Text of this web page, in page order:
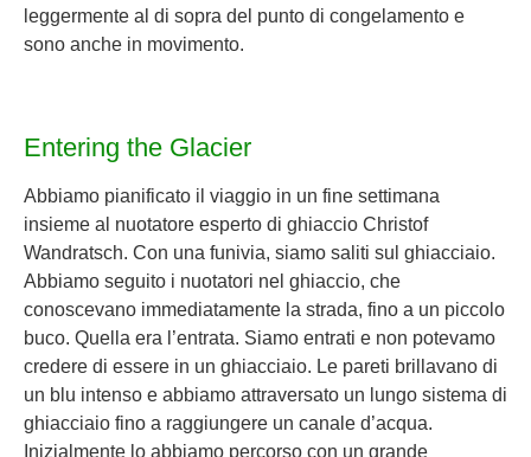
leggermente al di sopra del punto di congelamento e
sono anche in movimento.
Entering the Glacier
Abbiamo pianificato il viaggio in un fine settimana
insieme al nuotatore esperto di ghiaccio Christof
Wandratsch. Con una funivia, siamo saliti sul ghiacciaio.
Abbiamo seguito i nuotatori nel ghiaccio, che
conoscevano immediatamente la strada, fino a un piccolo
buco. Quella era l’entrata. Siamo entrati e non potevamo
credere di essere in un ghiacciaio. Le pareti brillavano di
un blu intenso e abbiamo attraversato un lungo sistema di
ghiacciaio fino a raggiungere un canale d’acqua.
Inizialmente lo abbiamo percorso con un grande